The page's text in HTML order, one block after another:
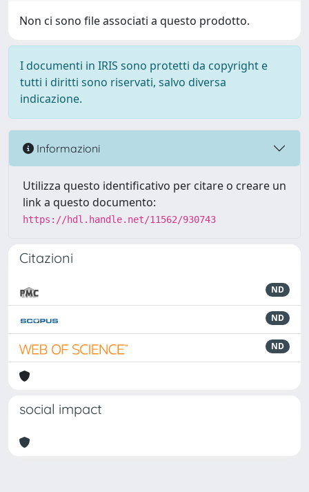
Non ci sono file associati a questo prodotto.
I documenti in IRIS sono protetti da copyright e
tutti i diritti sono riservati, salvo diversa
indicazione.
Informazioni
Utilizza questo identificativo per citare o creare un
link a questo documento:
https://hdl.handle.net/11562/930743
Citazioni
ND
ND
ND
social impact